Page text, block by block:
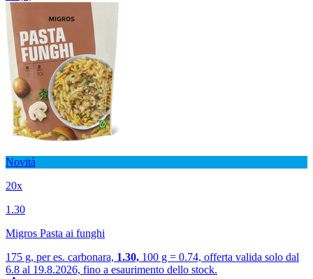
Novità
20x
1.30
Migros Pasta ai funghi
175 g, per es. carbonara, 1.30, 100 g = 0.74, offerta valida solo dal
6.8 al 19.8.2026, fino a esaurimento dello stock.